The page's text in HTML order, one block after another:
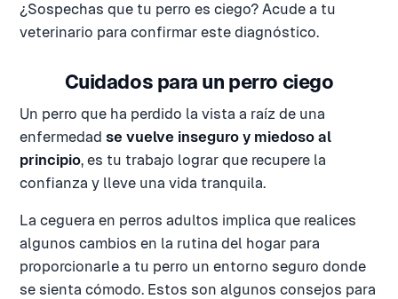
¿Sospechas que tu perro es ciego? Acude a tu
veterinario para confirmar este diagnóstico.
Cuidados para un perro ciego
Un perro que ha perdido la vista a raíz de una
enfermedad se vuelve inseguro y miedoso al
principio, es tu trabajo lograr que recupere la
confianza y lleve una vida tranquila.
La ceguera en perros adultos implica que realices
algunos cambios en la rutina del hogar para
proporcionarle a tu perro un entorno seguro donde
se sienta cómodo. Estos son algunos consejos para